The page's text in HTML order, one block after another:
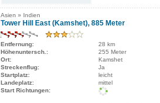
Asien » Indien
Tower Hill East (Kamshet), 885 Meter
Entfernung:
28 km
Höhenuntersch.:
255 Meter
Ort:
Kamshet
Streckenflug:
Ja
Startplatz:
leicht
Landeplatz:
mittel
Start Richtungen: